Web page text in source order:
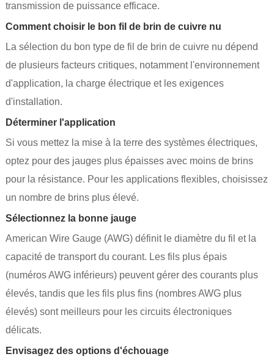
transmission de puissance efficace.
Comment choisir le bon fil de brin de cuivre nu
La sélection du bon type de fil de brin de cuivre nu dépend
de plusieurs facteurs critiques, notamment l'environnement
d'application, la charge électrique et les exigences
d'installation.
Déterminer l'application
Si vous mettez la mise à la terre des systèmes électriques,
optez pour des jauges plus épaisses avec moins de brins
pour la résistance. Pour les applications flexibles, choisissez
un nombre de brins plus élevé.
Sélectionnez la bonne jauge
American Wire Gauge (AWG) définit le diamètre du fil et la
capacité de transport du courant. Les fils plus épais
(numéros AWG inférieurs) peuvent gérer des courants plus
élevés, tandis que les fils plus fins (nombres AWG plus
élevés) sont meilleurs pour les circuits électroniques
délicats.
Envisagez des options d'échouage